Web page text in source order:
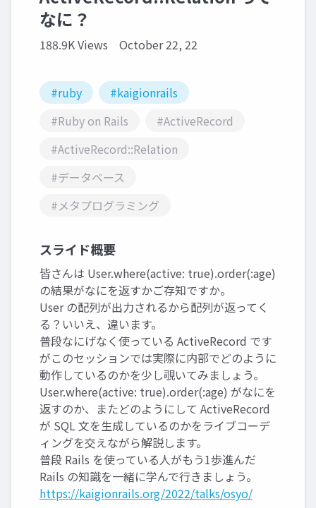
なに？
188.9K Views October 22, 22
#ruby
#kaigionrails
#Ruby on Rails
#ActiveRecord
#ActiveRecord::Relation
#データベース
#メタプログラミング
スライド概要
皆さんは User.where(active: true).order(:age)
の結果がなにを返すかご存知ですか。
User の配列が出力されるから配列が返ってく
る？いいえ、違います。
普段なにげなく使っている ActiveRecord です
がこのセッションでは実際に内部でどのように
動作しているのかを少し覗いてみましょう。
User.where(active: true).order(:age) がなにを
返すのか、またどのようにして ActiveRecord
が SQL 文を生成しているのかをライブコーデ
ィングを交えながら解説します。
普段 Rails を使っている人がもう1歩進んだ
Rails の知識を一緒に学んで行きましょう。
https://kaigionrails.org/2022/talks/osyo/